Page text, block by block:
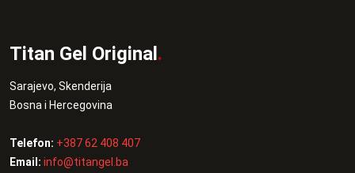
Titan Gel Original.
Sarajevo, Skenderija
Bosna i Hercegovina
Telefon: +387 62 408 407
Email: info@titangel.ba